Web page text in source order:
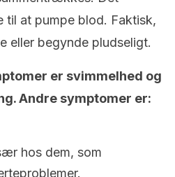
til at pumpe blod. Faktisk,
eller begynde pludseligt.
er svimmelhed og
Andre symptomer er:
hos dem, som